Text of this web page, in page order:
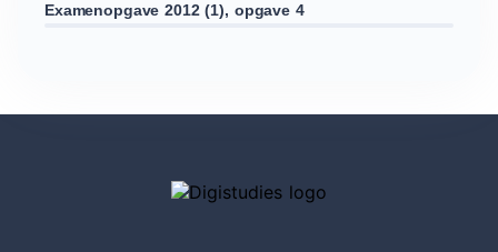
Examenopgave 2012 (1), opgave 4